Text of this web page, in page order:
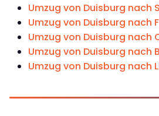
Umzug von Duisburg nach
Umzug von Duisburg nach
Umzug von Duisburg nach
Umzug von Duisburg nach
Umzug von Duisburg nach